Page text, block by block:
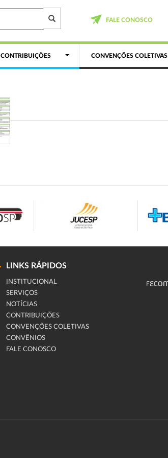
FALE CONOSCO
CONTRIBUIÇÕES CONVENÇÕES COLETIVAS
LINKS RÁPIDOS
INSTITUCIONAL
SERVIÇOS
NOTÍCIAS
CONTRIBUIÇÕES
CONVENÇÕES COLETIVAS
CONVÊNIOS
FALE CONOSCO